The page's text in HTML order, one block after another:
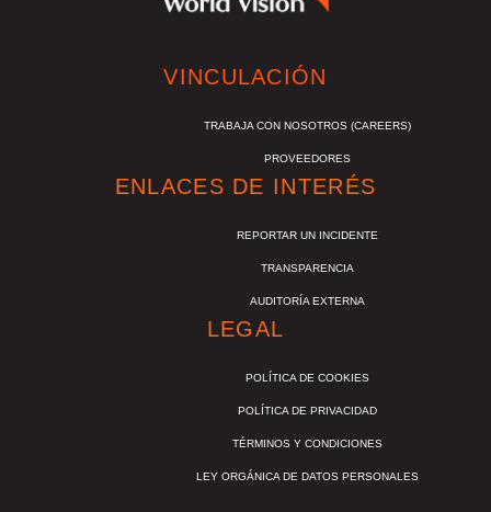
VINCULACIÓN
TRABAJA CON NOSOTROS (CAREERS)
PROVEEDORES
ENLACES DE INTERÉS
REPORTAR UN INCIDENTE
TRANSPARENCIA
AUDITORÍA EXTERNA
LEGAL
POLÍTICA DE COOKIES
POLÍTICA DE PRIVACIDAD
TÉRMINOS Y CONDICIONES
LEY ORGÁNICA DE DATOS PERSONALES